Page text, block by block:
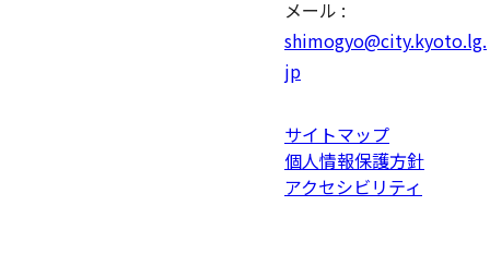
メール :
shimogyo@city.kyoto.lg.
jp
サイトマップ
個人情報保護方針
アクセシビリティ